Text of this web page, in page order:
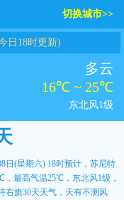
切换城市>>
日18时更新)
多云
16℃ ~ 25℃
东北风1级
日(星期六) 18时预计，苏尼特
最高气温25℃，东北风1级，
右旗30天天气 ，天有不测风